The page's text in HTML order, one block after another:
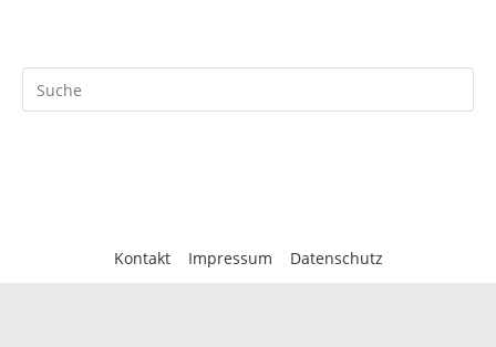
Kontakt Impressum Datenschutz